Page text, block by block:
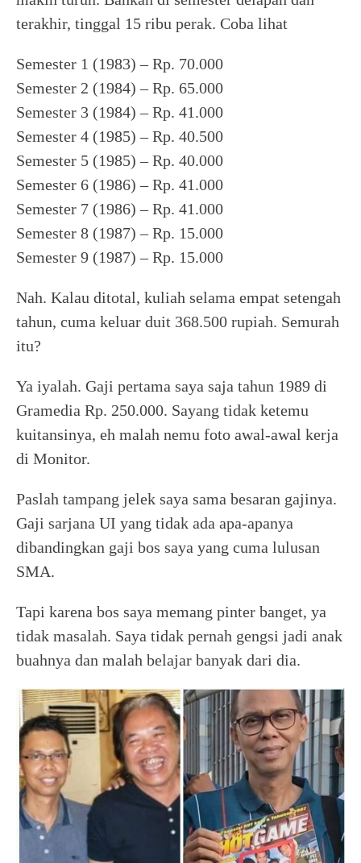
terakhir, tinggal 15 ribu perak. Coba lihat
Semester 1 (1983) – Rp. 70.000
Semester 2 (1984) – Rp. 65.000
Semester 3 (1984) – Rp. 41.000
Semester 4 (1985) – Rp. 40.500
Semester 5 (1985) – Rp. 40.000
Semester 6 (1986) – Rp. 41.000
Semester 7 (1986) – Rp. 41.000
Semester 8 (1987) – Rp. 15.000
Semester 9 (1987) – Rp. 15.000
Nah. Kalau ditotal, kuliah selama empat setengah
tahun, cuma keluar duit 368.500 rupiah. Semurah
itu?
Ya iyalah. Gaji pertama saya saja tahun 1989 di
Gramedia Rp. 250.000. Sayang tidak ketemu
kuitansinya, eh malah nemu foto awal-awal kerja
di Monitor.
Paslah tampang jelek saya sama besaran gajinya.
Gaji sarjana UI yang tidak ada apa-apanya
dibandingkan gaji bos saya yang cuma lulusan
SMA.
Tapi karena bos saya memang pinter banget, ya
tidak masalah. Saya tidak pernah gengsi jadi anak
buahnya dan malah belajar banyak dari dia.